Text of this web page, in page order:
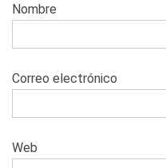
Nombre
Correo electrónico
Web